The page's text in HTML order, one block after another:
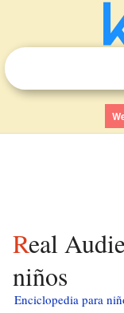
Real Audiencia de Manila para
niños
Enciclopedia para